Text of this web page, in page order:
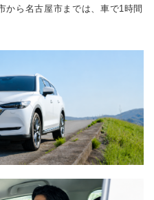
から名古屋市までは、車で1時間